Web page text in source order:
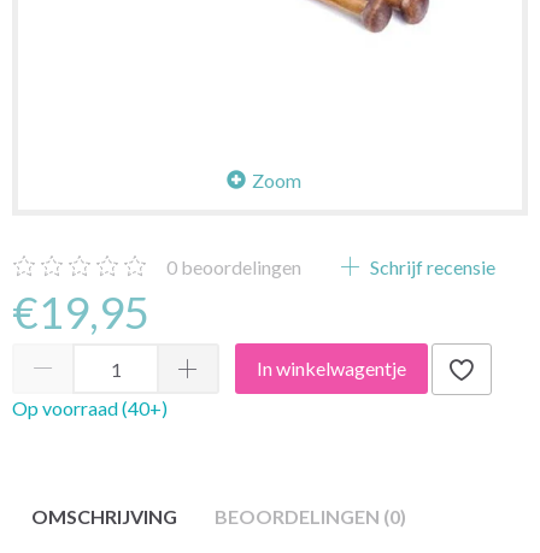
Zoom
0 beoordelingen Schrijf recensie
€19,95
In winkelwagentje
Op voorraad (40+)
OMSCHRIJVING BEOORDELINGEN (0)